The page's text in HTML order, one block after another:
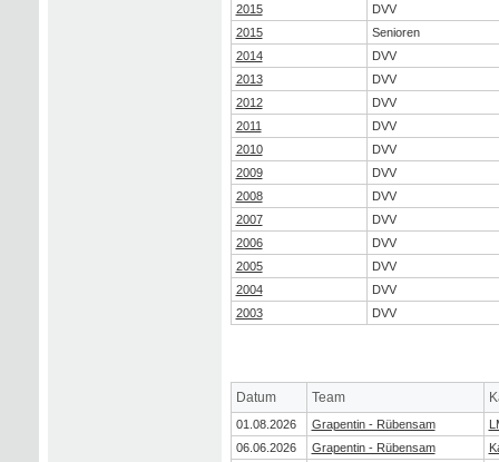
2015
DVV
2015
Senioren
2014
DVV
2013
DVV
2012
DVV
2011
DVV
2010
DVV
2009
DVV
2008
DVV
2007
DVV
2006
DVV
2005
DVV
2004
DVV
2003
DVV
Datum Team
01.08.2026 Grapentin - Rübensam
06.06.2026
Grapentin - Rübensam